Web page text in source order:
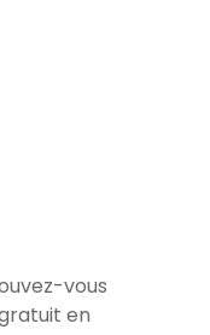
vous
en